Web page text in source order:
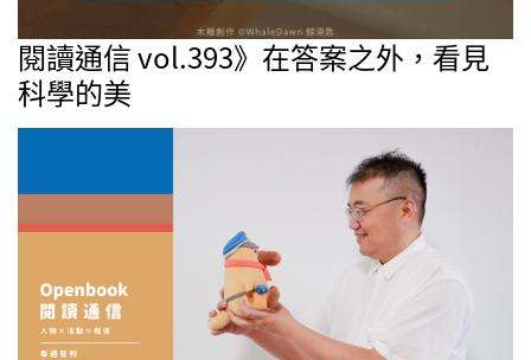
閱讀通信 vol.393》在答案之外，看見
科學的美